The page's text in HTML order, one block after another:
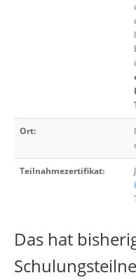
Ort:
Teilnahmezertifikat:
Das hat